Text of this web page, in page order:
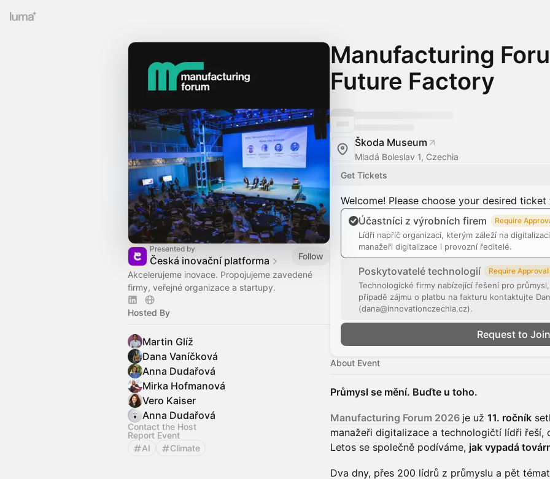
Presented by
Česká inovační platforma
Follow
Akcelerujeme inovace. Propojujeme zavedené
firmy, veřejné organizace a startupy.
Hosted By
Martin Glíž
Dana Vaníčková
Anna Dudařová
Mirka Hofmanová
Vero Kaiser
Anna Dudařová
Contact the Host
Report Event
AI
Climate
Manufacturing
Future Factory
Škoda Museum
Mladá Boleslav 1, Czechia
Get Tickets
Welcome! Please choose your desired ticket
Účastníci z výrobních firem
Require
Lídři napříč organizací, kterým záleží na
manažeři digitalizace i provozní ředitelé.
Poskytovatelé technologií Require Approval
Technologické firmy nabízející řešení pro
případě zájmu o platbu na fakturu kontaktujte
(dana@innovationczechia.cz).
Request to Join
About Event
Průmysl se mění. Buďte u toho.
Manufacturing Forum 2026 je už 11. ročník
manažeři digitalizace a technologičtí lídři řeší,
Letos se společně podíváme, jak vypadá
Dva dny, přes 200 lídrů z průmyslu a pět